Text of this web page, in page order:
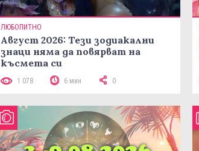
ЛЮБОПИТНО
Август 2026: Тези зодиакални
знаци няма да повярват на
късмета си
1 078 6 мин 0